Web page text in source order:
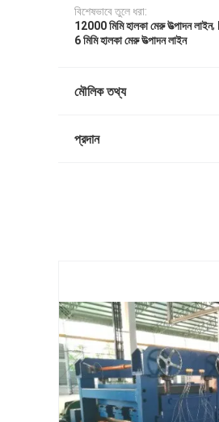
বিশেষভাবে তুলে ধরা:
12000 মিমি হালকা মেরু উত্পাদন লাইন,
6 মিমি হালকা মেরু উত্পাদন লাইন
মৌলিক তথ্য
প্রদান